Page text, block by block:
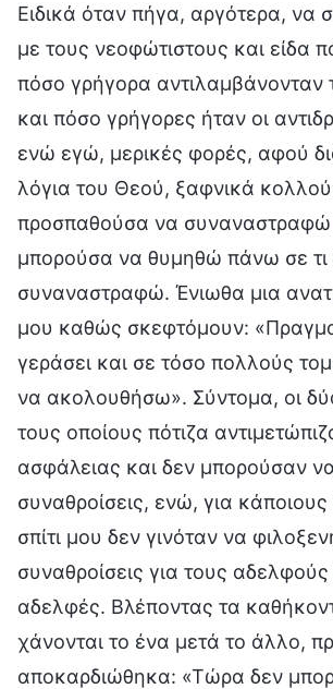
Ειδικά όταν πήγα, αργότερα, να
με τους νεοφώτιστους και είδα
πόσο γρήγορα αντιλαμβάνονταν
και πόσο γρήγορες ήταν οι
ενώ εγώ, μερικές φορές, αφού
λόγια του Θεού, ξαφνικά
προσπαθούσα να συναναστραφώ
μπορούσα να θυμηθώ πάνω σε τι
συναναστραφώ. Ένιωθα μια
μου καθώς σκεφτόμουν:
γεράσει και σε τόσο πολλούς
να ακολουθήσω». Σύντομα, οι
τους οποίους πότιζα
ασφάλειας και δεν μπορούσαν
συναθροίσεις, ενώ, για
σπίτι μου δεν γινόταν να
συναθροίσεις για τους αδελφούς
αδελφές. Βλέποντας τα
χάνονται το ένα μετά το άλλο,
αποκαρδιώθηκα: «Τώρα δεν